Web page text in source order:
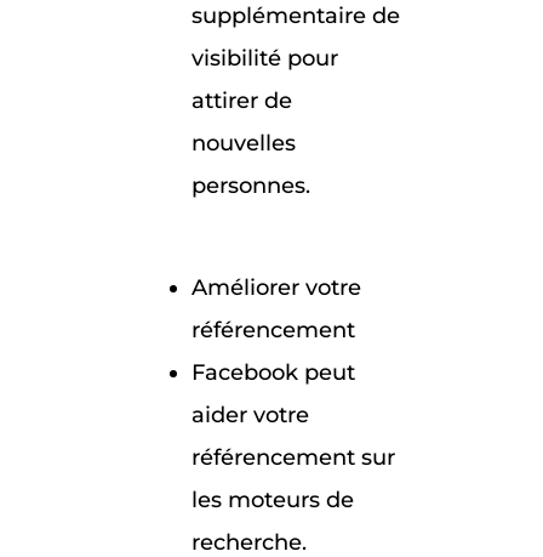
supplémentaire de
visibilité pour
attirer de
nouvelles
personnes.
Améliorer votre
référencement
Facebook peut
aider votre
référencement sur
les moteurs de
recherche.